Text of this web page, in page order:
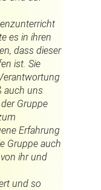
es in ihren
dass dieser
ist. Sie
auch uns
Gruppe
Erfahrung
Gruppe auch
ihr und
und so